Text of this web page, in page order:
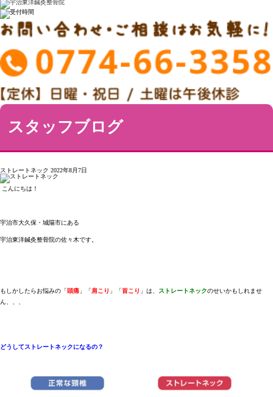
スタッフブログ
ストレートネック 2022年8月7日
こんにちは！
宇治市大久保・城陽市にある
宇治東洋鍼灸整骨院の佐々木です。
もしかしたらお悩みの「頭痛 」「肩こり 」「首こり 」は、 ストレートネックのせいかもしれませ
ん、、、
どうしてストレートネックになるの？